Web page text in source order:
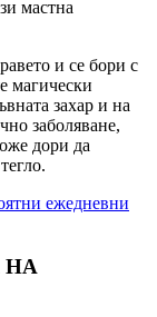
мастна
и се бори с
магически
захар и на
заболяване,
дори да
ежедневни
НА